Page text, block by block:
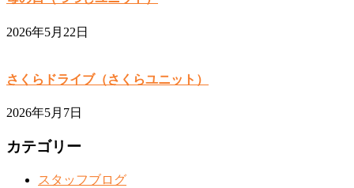
2026年5月22日
さくらドライブ（さくらユニット）
2026年5月7日
カテゴリー
スタッフブログ